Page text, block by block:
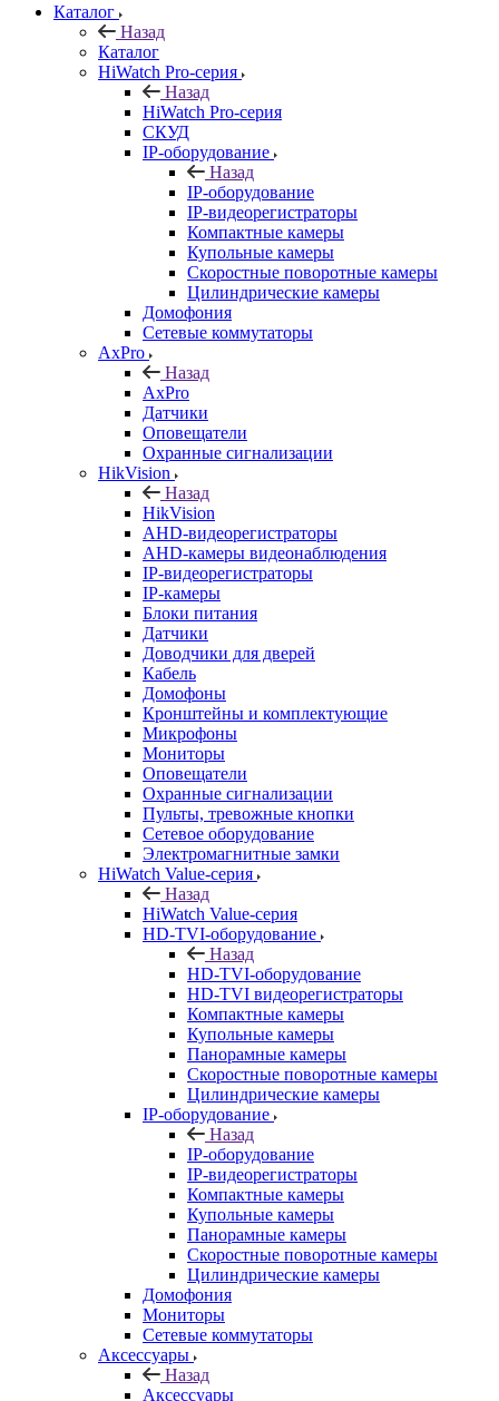
Каталог
Назад
Каталог
HiWatch Pro-серия
Назад
HiWatch Pro-серия
CКУД
IP-оборудование
Назад
IP-оборудование
IP-видеорегистраторы
Компактные камеры
Купольные камеры
Скоростные поворотные камеры
Цилиндрические камеры
Домофония
Сетевые коммутаторы
AxPro
Назад
AxPro
Датчики
Оповещатели
Охранные сигнализации
HikVision
Назад
HikVision
AHD-видеорегистраторы
AHD-камеры видеонаблюдения
IP-видеорегистраторы
IP-камеры
Блоки питания
Датчики
Доводчики для дверей
Кабель
Домофоны
Кронштейны и комплектующие
Микрофоны
Мониторы
Оповещатели
Охранные сигнализации
Пульты, тревожные кнопки
Сетевое оборудование
Электромагнитные замки
HiWatch Value-серия
Назад
HiWatch Value-серия
HD-TVI-оборудование
Назад
HD-TVI-оборудование
HD-TVI видеорегистраторы
Компактные камеры
Купольные камеры
Панорамные камеры
Скоростные поворотные камеры
Цилиндрические камеры
IP-оборудование
Назад
IP-оборудование
IP-видеорегистраторы
Компактные камеры
Купольные камеры
Панорамные камеры
Скоростные поворотные камеры
Цилиндрические камеры
Домофония
Мониторы
Сетевые коммутаторы
Аксессуары
Назад
Аксессуары